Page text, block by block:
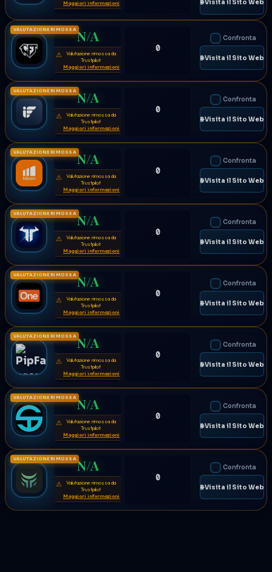
Maggiori informazioni 🌐 Visita il Sito Web
VALUTAZIONE RIMOSSAN/A
⚠
Valutazione rimossa da
Trustpilot
Maggiori informazioni
0
Confronta
🌐 Visita il Sito Web
VALUTAZIONE RIMOSSAN/A
⚠
Valutazione rimossa da
Trustpilot
Maggiori informazioni
0
Confronta
🌐 Visita il Sito Web
VALUTAZIONE RIMOSSAN/A
⚠
Valutazione rimossa da
Trustpilot
Maggiori informazioni
0
Confronta
🌐 Visita il Sito Web
VALUTAZIONE RIMOSSAN/A
⚠
Valutazione rimossa da
Trustpilot
Maggiori informazioni
0
Confronta
🌐 Visita il Sito Web
VALUTAZIONE RIMOSSAN/A
⚠
Valutazione rimossa da
Trustpilot
Maggiori informazioni
0
Confronta
🌐 Visita il Sito Web
VALUTAZIONE RIMOSSAN/A
⚠
Valutazione rimossa da
Trustpilot
Maggiori informazioni
0
Confronta
🌐 Visita il Sito Web
VALUTAZIONE RIMOSSAN/A
⚠
Valutazione rimossa da
Trustpilot
Maggiori informazioni
0
Confronta
🌐 Visita il Sito Web
VALUTAZIONE RIMOSSAN/A
⚠
Valutazione rimossa da
Trustpilot
Maggiori informazioni
0
Confronta
🌐 Visita il Sito Web